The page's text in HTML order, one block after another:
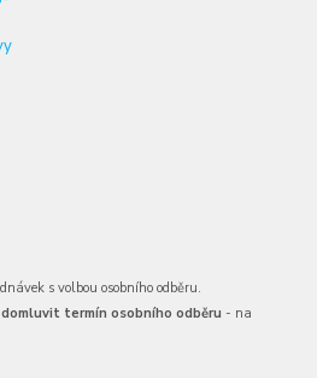
s volbou osobního odběru.
termín osobního odběru - na